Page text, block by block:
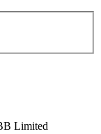
Limited